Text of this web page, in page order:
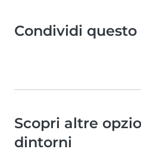
Condividi
Scopri altre
dintorni